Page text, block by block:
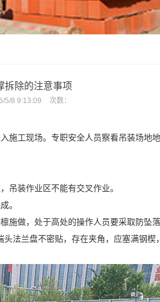
拆除的注意事项
5/8 9:13:09 次数：
施工现场。专职安全人员察看吊装场
吊装作业区不能有交叉作业。
。
施做，处于高处的操作人员要采取防
法兰盘不密贴，存在夹角，应塞满钢